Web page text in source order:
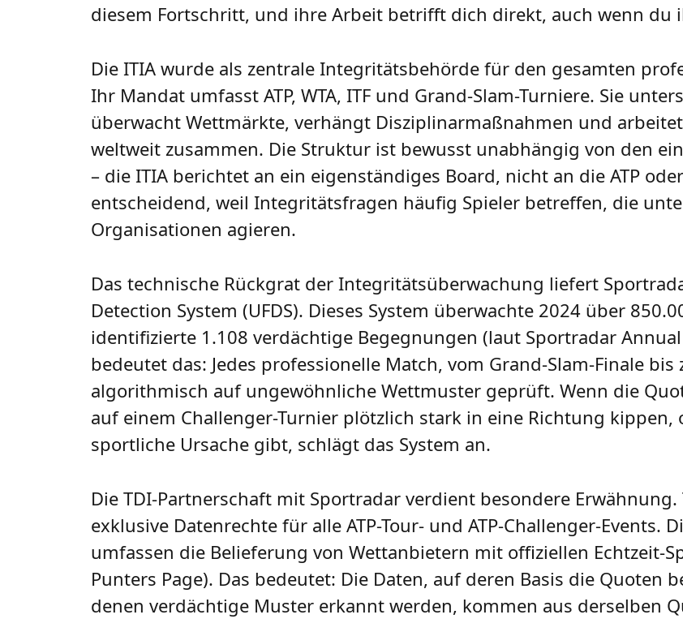
diesem Fortschritt, und ihre Arbeit betrifft dich direkt, auch wenn du
Die ITIA wurde als zentrale Integritätsbehörde für den gesamten
Ihr Mandat umfasst ATP, WTA, ITF und Grand-Slam-Turniere. Sie
überwacht Wettmärkte, verhängt Disziplinarmaßnahmen und
weltweit zusammen. Die Struktur ist bewusst unabhängig von den
– die ITIA berichtet an ein eigenständiges Board, nicht an die ATP
entscheidend, weil Integritätsfragen häufig Spieler betreffen, die
Organisationen agieren.
Das technische Rückgrat der Integritätsüberwachung liefert
Detection System (UFDS). Dieses System überwachte 2024 über
identifizierte 1.108 verdächtige Begegnungen (laut Sportradar
bedeutet das: Jedes professionelle Match, vom Grand-Slam-Finale
algorithmisch auf ungewöhnliche Wettmuster geprüft. Wenn die
auf einem Challenger-Turnier plötzlich stark in eine Richtung kippen,
sportliche Ursache gibt, schlägt das System an.
Die TDI-Partnerschaft mit Sportradar verdient besondere
exklusive Datenrechte für alle ATP-Tour- und ATP-Challenger-Events.
umfassen die Belieferung von Wettanbietern mit offiziellen Echtzeit-
Punters Page). Das bedeutet: Die Daten, auf deren Basis die Quoten
denen verdächtige Muster erkannt werden, kommen aus derselben